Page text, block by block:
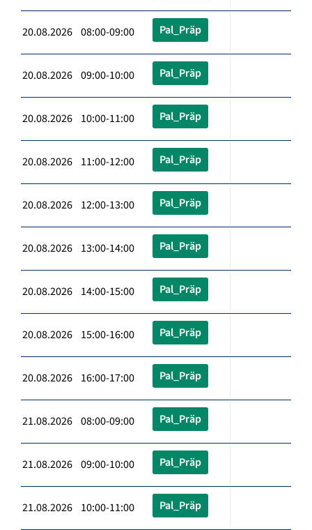
20.08.2026 08:00-09:00 Pal_Präp
20.08.2026 09:00-10:00 Pal_Präp
20.08.2026 10:00-11:00 Pal_Präp
20.08.2026 11:00-12:00 Pal_Präp
20.08.2026 12:00-13:00 Pal_Präp
20.08.2026 13:00-14:00 Pal_Präp
20.08.2026 14:00-15:00 Pal_Präp
20.08.2026 15:00-16:00 Pal_Präp
20.08.2026 16:00-17:00 Pal_Präp
21.08.2026 08:00-09:00 Pal_Präp
21.08.2026 09:00-10:00 Pal_Präp
21.08.2026 10:00-11:00 Pal_Präp